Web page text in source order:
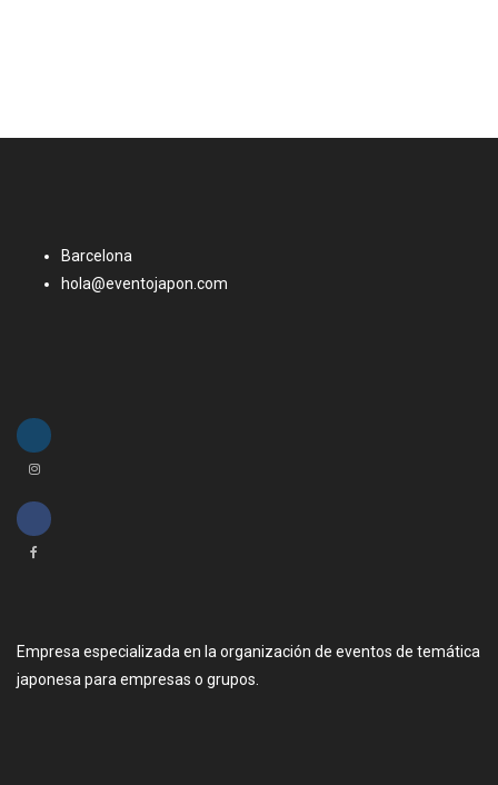
Barcelona
hola@eventojapon.com
Empresa especializada en la organización de eventos de temática
japonesa para empresas o grupos.